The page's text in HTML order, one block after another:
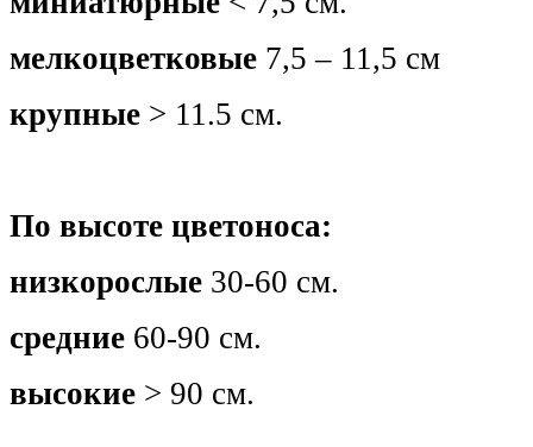
мелкоцветковые 7,5 – 11,5 см
крупные > 11.5 см.
По высоте цветоноса:
низкорослые 30-60 см.
средние 60-90 см.
высокие > 90 см.